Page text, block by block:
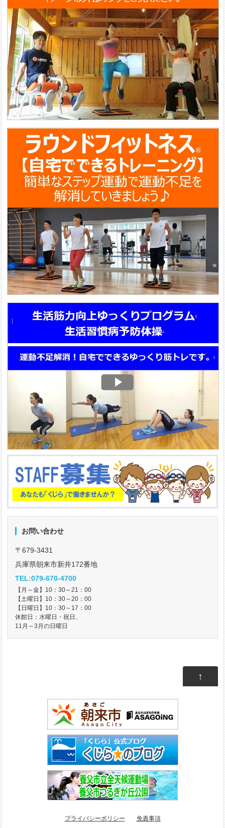
お問い合わせ
〒679-3431
兵庫県朝来市新井172番地
TEL:079-670-4700
【月～金】10：30～21：00
【土曜日】10：30～20：00
【日曜日】10：30～17：00
休館日：水曜日・祝日、
11月～3月の日曜日
↑
プライバシーポリシー 免責事項